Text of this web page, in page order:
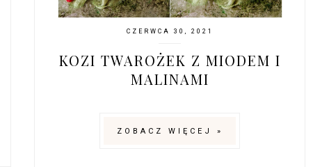
CZERWCA 30, 2021
KOZI TWAROŻEK Z MIODEM I
MALINAMI
ZOBACZ WIĘCEJ »